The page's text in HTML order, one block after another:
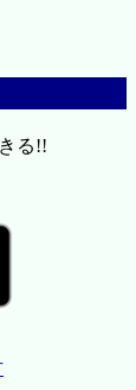
る!!